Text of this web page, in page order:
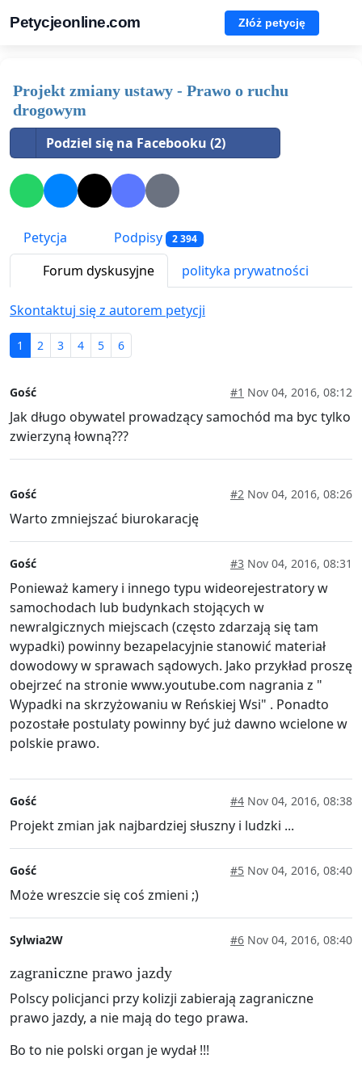
Petycjeonline.com Złóż petycję
Projekt zmiany ustawy - Prawo o ruchu
drogowym
Podziel się na Facebooku (2)
Petycja Podpisy 2 394
Forum dyskusyjne polityka prywatności
Skontaktuj się z autorem petycji
1 2 3 4 5 6
Gość #1 Nov 04, 2016, 08:12
Jak długo obywatel prowadzący samochód ma byc tylko
zwierzyną łowną???
Gość #2 Nov 04, 2016, 08:26
Warto zmniejszać biurokarację
Gość #3 Nov 04, 2016, 08:31
Ponieważ kamery i innego typu wideorejestratory w
samochodach lub budynkach stojących w
newralgicznych miejscach (często zdarzają się tam
wypadki) powinny bezapelacyjnie stanowić materiał
dowodowy w sprawach sądowych. Jako przykład proszę
obejrzeć na stronie www.youtube.com nagrania z "
Wypadki na skrzyżowaniu w Reńskiej Wsi" . Ponadto
pozostałe postulaty powinny być już dawno wcielone w
polskie prawo.
Gość #4 Nov 04, 2016, 08:38
Projekt zmian jak najbardziej słuszny i ludzki ...
Gość #5 Nov 04, 2016, 08:40
Może wreszcie się coś zmieni ;)
Sylwia2W #6 Nov 04, 2016, 08:40
zagraniczne prawo jazdy
Polscy policjanci przy kolizji zabierają zagraniczne
prawo jazdy, a nie mają do tego prawa.
Bo to nie polski organ je wydał !!!